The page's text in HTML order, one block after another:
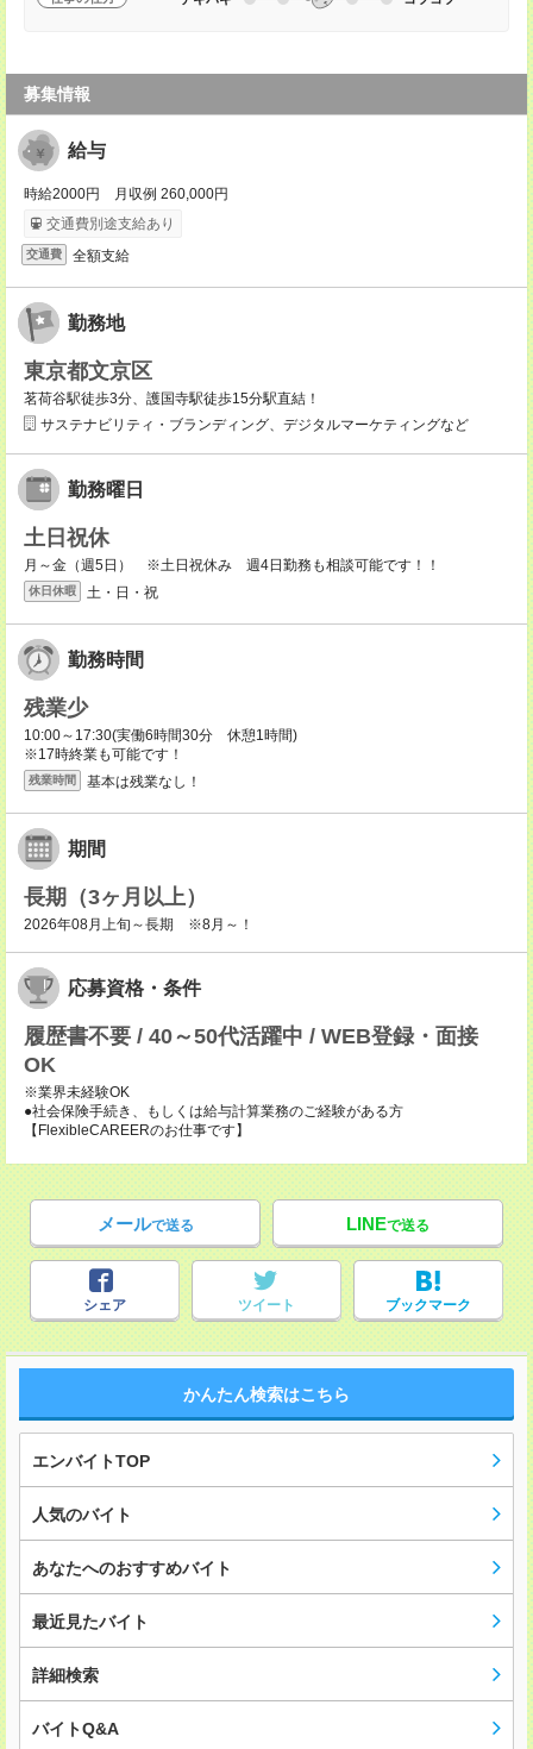
募集情報
給与
時給2000円 月収例 260,000円
交通費別途支給あり
交通費 全額支給
勤務地
東京都文京区
茗荷谷駅徒歩3分、護国寺駅徒歩15分駅直結！
サステナビリティ・ブランディング、デジタルマーケティングなど
勤務曜日
土日祝休
月～金（週5日） ※土日祝休み 週4日勤務も相談可能です！！
休日休暇 土・日・祝
勤務時間
残業少
10:00～17:30(実働6時間30分 休憩1時間)
※17時終業も可能です！
残業時間 基本は残業なし！
期間
長期（3ヶ月以上）
2026年08月上旬～長期 ※8月～！
応募資格・条件
履歴書不要 / 40～50代活躍中 / WEB登録・面接
OK
※業界未経験OK
●社会保険手続き、もしくは給与計算業務のご経験がある方
【FlexibleCAREERのお仕事です】
メールで送る LINEで送る
シェア ツイート ブックマーク
かんたん検索はこちら
エンバイトTOP
人気のバイト
あなたへのおすすめバイト
最近見たバイト
詳細検索
バイトQ&A